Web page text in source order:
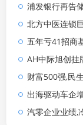
浦发银行再告
北方中医连锁
五年亏41招商
AH中际旭创挂
财富500强,民
出海驱动车企
汽零企业业绩,